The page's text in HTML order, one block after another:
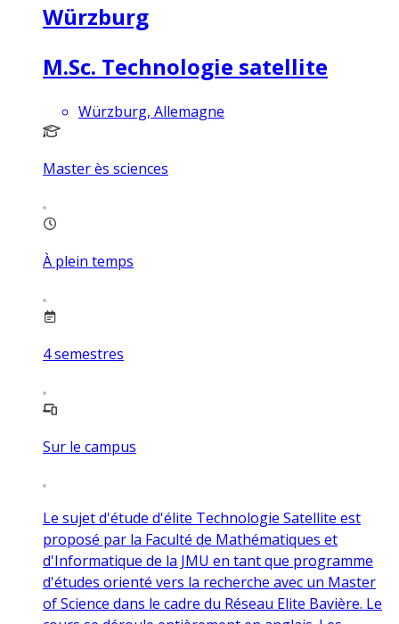
Würzburg
M.Sc. Technologie satellite
Würzburg, Allemagne
Master ès sciences
À plein temps
4semestres
Sur le campus
Le sujet d'étude d'élite Technologie Satellite est
proposé par la Faculté de Mathématiques et
d'Informatique de la JMU en tant que programme
d'études orienté vers la recherche avec un Master
of Science dans le cadre du Réseau Elite Bavière. Le